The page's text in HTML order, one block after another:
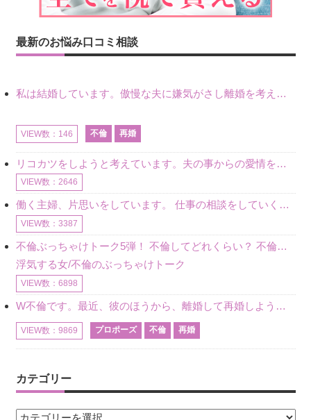
最新のお悩み口コミ相談
私は結婚しています。傲慢な夫に嫌気がさし離婚を考えていたときに、彼と出会いました。彼には恋人がいましたが、話をするうちに、夫とのことを相談するようにな
VIEW数：146 不倫 再婚
リコカツをしようと考えています。夫の事からの愛情を全く感じません。子供がいるので、子供が成長するまではと我慢しています。 まず、お金が必要だと考え、仕事の量も増やしました。ところが、夫は働かず、結局は
VIEW数：2646
働く主婦、片思いをしています。 仕事の相談をしていくうちに、彼のことを好きになりました。私には夫も子供もいます。不倫をしているわけでもなく、もちろん、この気持ちは誰にも話していません。 ラインをする関
VIEW数：3387
不倫ぶっちゃけトーク5弾！ 不倫してどれくらい？ 不倫のあれこれを、なんでもどうぞ♪♪
浮気する女/不倫のぶっちゃけトーク
VIEW数：6898
W不倫です。最近、彼のほうから、離婚して再婚しよう、と言ってきました。ハッキリいうと、そこまでは考えていませんでした。彼を好きな気持ちはあるし、彼なしの生活は考えられません。だけど、離婚して再婚すると
VIEW数：9869 プロポーズ 不倫 再婚
カテゴリー
カ